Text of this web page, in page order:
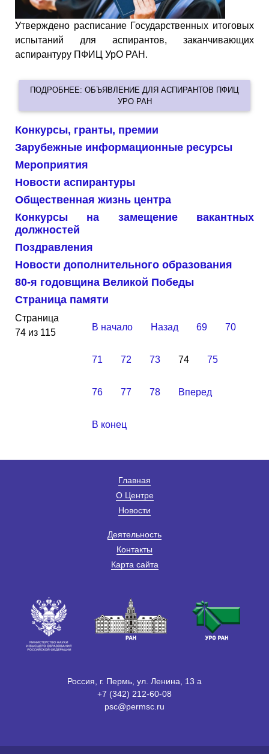
Утверждено расписание Государственных итоговых
испытаний для аспирантов, заканчивающих
аспирантуру ПФИЦ УрО РАН.
ПОДРОБНЕЕ: ОБЪЯВЛЕНИЕ ДЛЯ АСПИРАНТОВ ПФИЦ
УРО РАН
Конкурсы, гранты, премии
Зарубежные информационные ресурсы
Мероприятия
Новости аспирантуры
Общественная жизнь центра
Конкурсы на замещение вакантных
должностей
Поздравления
Новости дополнительного образования
80-я годовщина Великой Победы
Страница памяти
Страница
74 из 115
В начало Назад 69 70
71 72 73 74 75
76 77 78 Вперед
В конец
Главная
О Центре
Новости
Деятельность
Контакты
Карта сайта
Россия, г. Пермь, ул. Ленина, 13 а
+7 (342) 212-60-08
psc@permsc.ru